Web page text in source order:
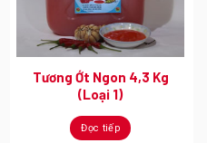
Tương Ớt Ngon 4,3 Kg
(Loại 1)
Đọc tiếp